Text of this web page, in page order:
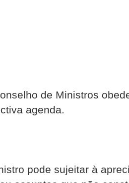
de Ministros
agenda.
pode sujeitar à